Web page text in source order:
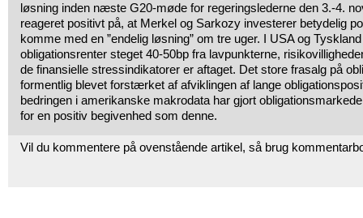
løsning inden næste G20-møde for regeringslederne den 3.-4.
reageret positivt på, at Merkel og Sarkozy investerer betydelig
komme med en ”endelig løsning” om tre uger. I USA og
obligationsrenter steget 40-50bp fra lavpunkterne,
de finansielle stressindikatorer er aftaget. Det store frasalg på
formentlig blevet forstærket af afviklingen af lange
bedringen i amerikanske makrodata har gjort
for en positiv begivenhed som denne.
Vil du kommentere på ovenstående artikel, så brug